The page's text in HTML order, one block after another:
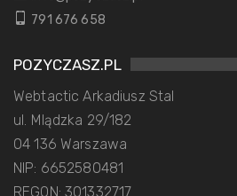
791 676 658
POZYCZASZ.PL
Webtactic Arkadiusz Stal
ul. Mlądzka 29/182
04 136 Warszawa
NIP: 6652580481
REGON: 301332717